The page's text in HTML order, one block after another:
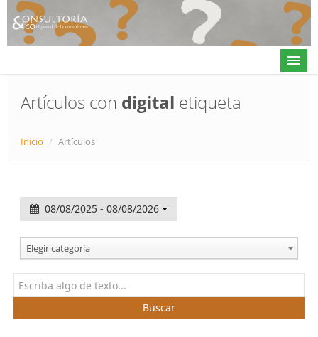
Contacto
𝕏
Artículos con digital etiqueta
Inicio / Artículos
08/08/2025 - 08/08/2026
Elegir categoría
Buscar